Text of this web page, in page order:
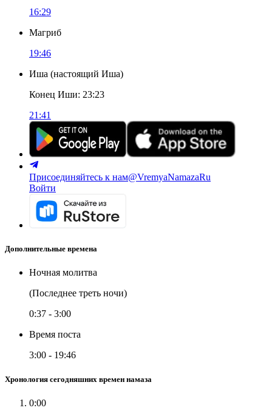
16:29
Магриб
19:46
Иша (настоящий Иша)
Конец Иши: 23:23
21:41
Присоединяйтесь к нам@VremyaNamazaRu
Войти
Дополнительные времена
Ночная молитва
(Последнее треть ночи)
0:37 - 3:00
Время поста
3:00 - 19:46
Хронология сегодняшних времен намаза
0:00